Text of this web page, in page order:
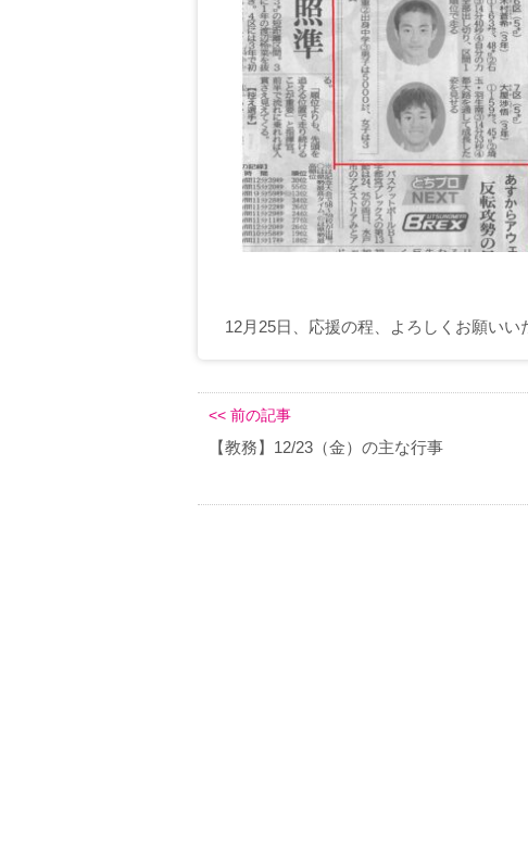
12月25日、応援の程、よろしくお願いい
<< 前の記事
【教務】12/23（金）の主な行事